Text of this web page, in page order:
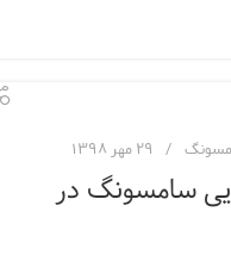
۲۹ مهر ۱۳۹۸
سامسونگ در